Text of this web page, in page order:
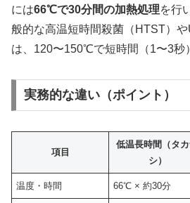
には66℃で30分間の加熱処理を行
般的な高温短時間殺菌（HTST）や
は、120〜150℃で短時間（1〜3秒
実務的な違い（ポイント）
項目
低温長時間（タ
シ）
温度・時間 66℃ × 約30分